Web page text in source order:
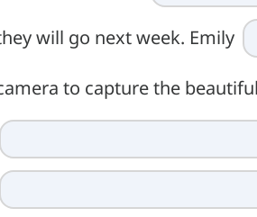
will go next week. Emily
to capture the